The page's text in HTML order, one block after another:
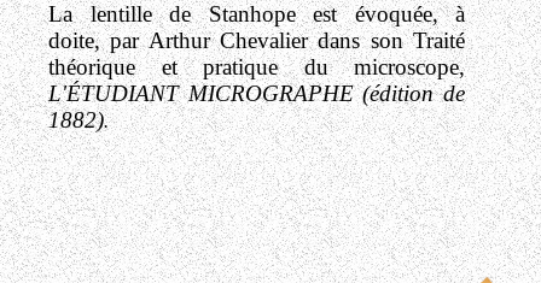
La lentille de Stanhope est évoquée, à
doite, par Arthur Chevalier dans son Traité
théorique et pratique du microscope,
L'ÉTUDIANT MICROGRAPHE (édition de
1882).